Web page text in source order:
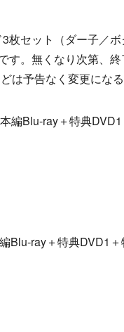
枚セット（ダー子／ボ
。無くなり次第、終
は予告なく変更になる
編Blu-ray＋特典DVD1
Blu-ray＋特典DVD1＋